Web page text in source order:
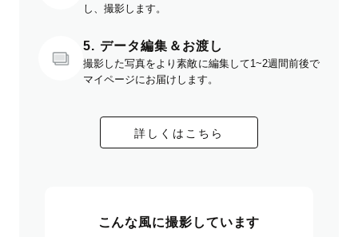
し、撮影します。
5. データ編集＆お渡し
撮影した写真をより素敵に編集して1~2週間前後で
マイページにお届けします。
詳しくはこちら
こんな風に撮影しています